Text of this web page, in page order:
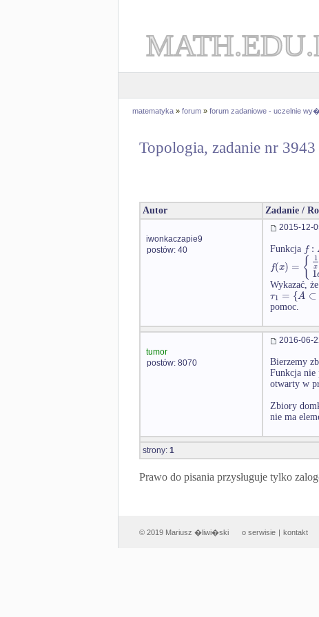
matematyka » forum » forum zadaniowe - uczelnie
Topologia, zadanie nr 3943
Autor Zadanie /
iwonkaczapie9
postów: 40
2015-12-
Funkcja f :
f(x) = { 1
x
1
Wykazać, że
τ1 = {A ⊂
pomoc.
tumor
postów: 8070
2016-06-
Bierzemy
Funkcja nie
otwarty w
Zbiory
nie ma
strony: 1
Prawo do pisania przysługuje tylko
© 2019 Mariusz �liwi�ski o serwisie | kontakt